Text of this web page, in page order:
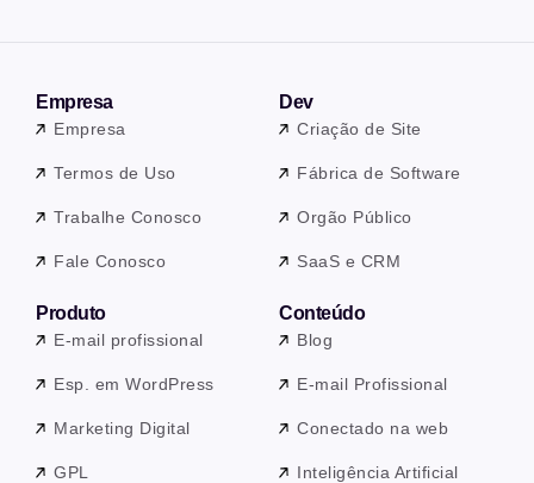
Empresa
Empresa
Termos de Uso
Trabalhe Conosco
Fale Conosco
Dev
Criação de Site
Fábrica de Software
Orgão Público
SaaS e CRM
Produto
E-mail profissional
Esp. em WordPress
Marketing Digital
GPL
Conteúdo
Blog
E-mail Profissional
Conectado na web
Inteligência Artificial